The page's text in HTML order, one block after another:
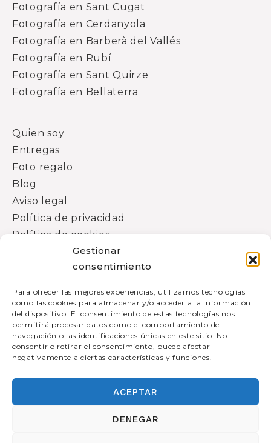
Gestionar
consentimiento
Para ofrecer las mejores experiencias, utilizamos tecnologías
como las cookies para almacenar y/o acceder a la información
del dispositivo. El consentimiento de estas tecnologías nos
permitirá procesar datos como el comportamiento de
navegación o las identificaciones únicas en este sitio. No
consentir o retirar el consentimiento, puede afectar
negativamente a ciertas características y funciones.
ACEPTAR
DENEGAR
Fotografía en Sant Cugat
Fotografía en Cerdanyola
Fotografía en Barberà del Vallés
Fotografía en Rubí
Fotografía en Sant Quirze
Fotografía en Bellaterra
Quien soy
Entregas
Foto regalo
Blog
Aviso legal
Política de privacidad
Política de cookies
Facebook
Instagram
649 295 823
info@carmedeolazabal.cat
Carrer del Doctor Murillo, 11, A, 08172
Sant Cugat del Vallès, Barcelona